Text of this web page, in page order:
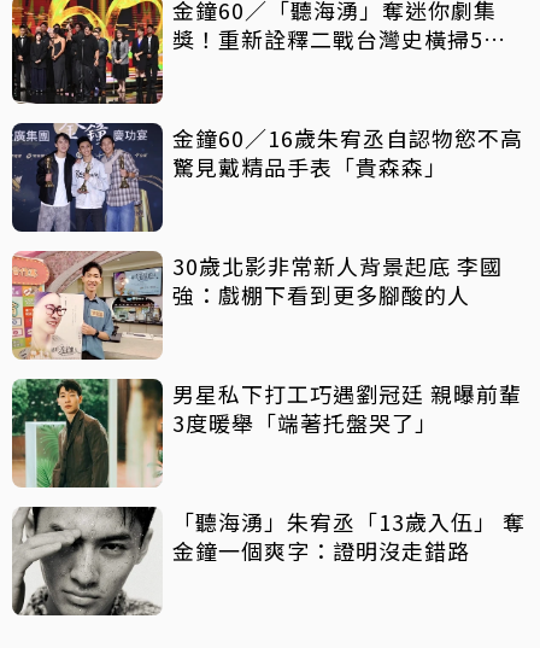
金鐘60／「聽海湧」奪迷你劇集
獎！重新詮釋二戰台灣史橫掃5大
金鐘60／16歲朱宥丞自認物慾不高
驚見戴精品手表「貴森森」
30歲北影非常新人背景起底 李國
強：戲棚下看到更多腳酸的人
男星私下打工巧遇劉冠廷 親曝前輩
3度暖舉「端著托盤哭了」
「聽海湧」朱宥丞「13歲入伍」 奪
金鐘一個爽字：證明沒走錯路